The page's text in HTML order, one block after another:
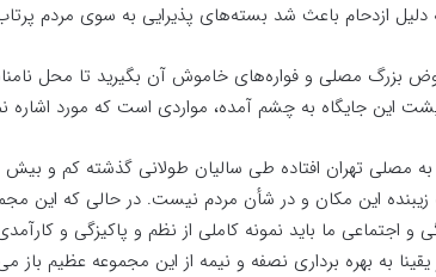
ازدحام باعث شد بسته‌های پذیرایی به سوی مردم
بزرگ مصلی و فواره‌های خاموش آن بگیرید تا محل
این جایگاه به چشم آمده، مواردی است که مورد اشاره
مصلی تهران افتاده طی سالیان طولانی گذشته کم و بیش
این مکان و در شأن مردم نیست. در حالی که این
و اجتماعی ما باید نمونه کاملی از نظم و پاکیزگی و
به بهره برداری نصفه و نیمه از این مجموعه عظیم باز